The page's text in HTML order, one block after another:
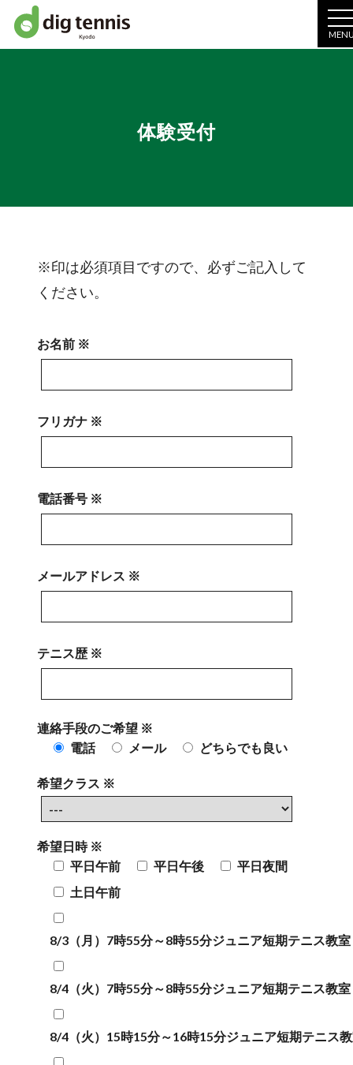
体験受付
※印は必須項目ですので、必ずご記入して
ください。
お名前 ※
フリガナ ※
電話番号 ※
メールアドレス ※
テニス歴 ※
連絡手段のご希望 ※
電話
メール どちらでも良い
希望クラス ※
希望日時 ※
平日午前
平日午後
平日夜間
土日午前
8/3（月）7時55分～8時55分ジュニア短期テニス教室
8/4（火）7時55分～8時55分ジュニア短期テニス教室
8/4（火）15時15分～16時15分ジュニア短期テニス